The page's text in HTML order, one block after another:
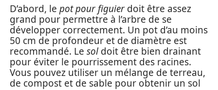
D’abord, le pot pour figuier doit être assez
grand pour permettre à l’arbre de se
développer correctement. Un pot d’au moins
50 cm de profondeur et de diamètre est
recommandé. Le soldoit être bien drainant
pour éviter le pourrissement des racines.
Vous pouvez utiliser un mélange de terreau,
de compost et de sable pour obtenir un sol